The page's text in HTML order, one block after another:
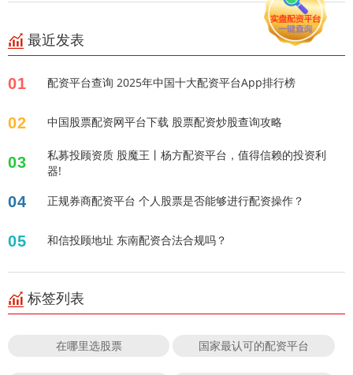
最近发表
01 配资平台查询 2025年中国十大配资平台App排行榜
02 中国股票配资网平台下载 股票配资炒股查询攻略
03
私募投顾资质 股魔王丨杨方配资平台，值得信赖的投资利
器!
04 正规券商配资平台 个人股票是否能够进行配资操作？
05 和信投顾地址 东南配资合法合规吗？
标签列表
在哪里选股票 国家最认可的配资平台